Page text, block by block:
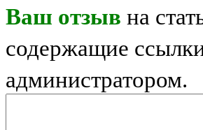
Ваш отзыв на
содержащие
администратором.